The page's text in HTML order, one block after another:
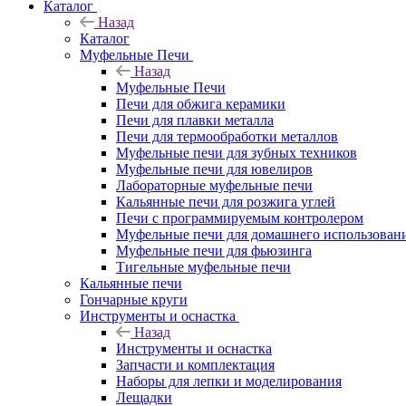
Каталог
Назад
Каталог
Муфельные Печи
Назад
Муфельные Печи
Печи для обжига керамики
Печи для плавки металла
Печи для термообработки металлов
Муфельные печи для зубных техников
Муфельные печи для ювелиров
Лабораторные муфельные печи
Кальянные печи для розжига углей
Печи с программируемым контролером
Муфельные печи для домашнего
Муфельные печи для фьюзинга
Тигельные муфельные печи
Кальянные печи
Гончарные круги
Инструменты и оснастка
Назад
Инструменты и оснастка
Запчасти и комплектация
Наборы для лепки и моделирования
Лещадки